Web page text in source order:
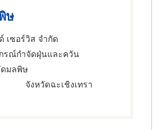
ษ
เซอร์วิส จำกัด
รณ์กำจัดฝุ่นและควัน
มลพิษ
จังหวัดฉะเชิงเทรา